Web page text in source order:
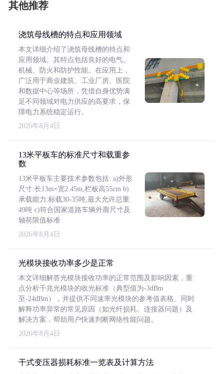
其他推荐
浇筑母线槽的特点和应用领域
本文详细介绍了浇筑母线槽的特点和
应用领域。其特点包括良好的电气、
机械、防火和防护性能。在应用上，
广泛用于商业建筑、工业厂房、医院
和数据中心等场所，凭借自身优势满
足不同领域对电力供应的高要求，保
障电力系统稳定运行。
2026年8月4日
13米平板车的标准尺寸和载重参
数
13米平板车主要技术参数包括: a)外形
尺寸:长13m×宽2.45m,栏板高55cm b)
承载能力:标载30-35吨,最大允许总重
49吨 c)符合国家道路车辆外廓尺寸及
轴荷限值标准
2026年8月4日
光模块接收功率多少是正常
本文详细解答光模块接收功率的正常范围及影响因素，重
点分析千兆光模块的收光标准（典型值为-3dBm
至-24dBm），并提供不同速率光模块的参考值表格。同时
解释功率异常的常见原因（如光纤损耗、连接器问题）及
解决方案，帮助用户快速判断网络性能问题。
2026年8月4日
干式变压器损耗标准一览表及计算方法